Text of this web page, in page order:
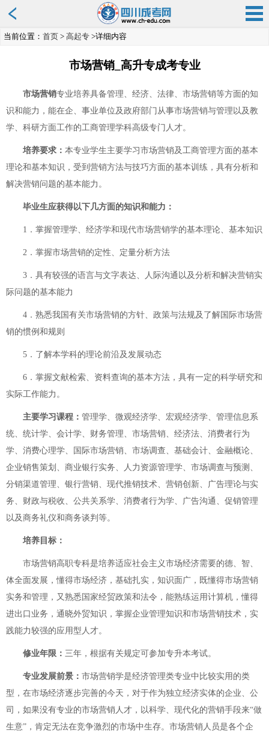
当前位置： 首页 > 高起专 >详细内容
市场营销_高升专成考专业
市场营销专业培养具备管理、经济、法律、市场营销等方面的知
识和能力，能在企、事业单位及政府部门从事市场营销与管理以及教
学、科研方面工作的工商管理学科高级专门人才。
培养要求： 本专业学生主要学习市场营销及工商管理方面的基本
理论和基本知识，受到营销方法与技巧方面的基本训练，具有分析和
解决营销问题的基本能力。
毕业生应获得以下几方面的知识和能力：
1．掌握管理学、经济学和现代市场营销学的基本理论、基本知识
2．掌握市场营销的定性、定量分析方法
3．具有较强的语言与文字表达、人际沟通以及分析和解决营销实
际问题的基本能力
4．熟悉我国有关市场营销的方针、政策与法规及了解国际市场营
销的惯例和规则
5．了解本学科的理论前沿及发展动态
6．掌握文献检索、资料查询的基本方法，具有一定的科学研究和
实际工作能力。
主要学习课程： 管理学、微观经济学、宏观经济学、管理信息系
统、统计学、会计学、财务管理、市场营销、经济法、消费者行为
学、消费心理学、国际市场营销、市场调查、基础会计、金融概论、
企业销售策划、商业银行实务、人力资源管理学、市场调查与预测、
分销渠道管理、银行营销、现代推销技术、营销创新、广告理论与实
务、财政与税收、公共关系学、消费者行为学、广告沟通、促销管理
以及商务礼仪和商务谈判等。
培养目标：
市场营销高职专科是培养适应社会主义市场经济需要的德、智、
体全面发展，懂得市场经济，基础扎实，知识面广，既懂得市场营销
实务和管理，又熟悉国家经贸政策和法令，能熟练运用计算机，懂得
进出口业务，通晓外贸知识，掌握企业管理知识和市场营销技术，实
践能力较强的应用型人才。
修业年限： 三年，根据有关规定可参加专升本考试。
专业发展前景： 市场营销学是经济管理类专业中比较实用的类
型，在市场经济逐步完善的今天，对于作为独立经济实体的企业、公
司，如果没有专业的市场营销人才，以科学、现代化的营销手段来“做
生意”，肯定无法在竞争激烈的市场中生存。市场营销人员是各个企